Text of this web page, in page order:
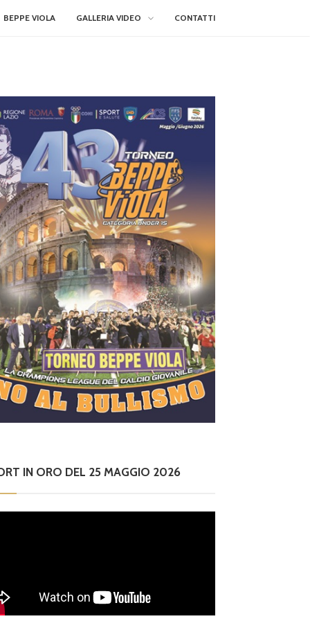
BEPPE VIOLA GALLERIA VIDEO CONTATTI
IN ORO DEL 25 MAGGIO 2026